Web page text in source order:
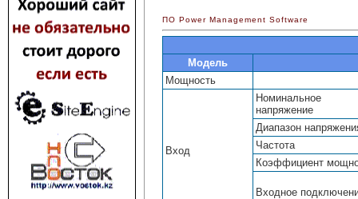
ПО Power Management Software
Модель
Мощность
Вход
Номинальное
напряжение
Диапазон
Частота
Коэффициент
Входное